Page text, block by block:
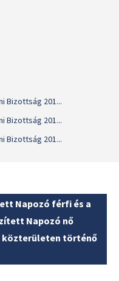
Bizottság 201...
Bizottság 201...
Bizottság 201...
Napozó férfi és a
Napozó nő
közterületen történő